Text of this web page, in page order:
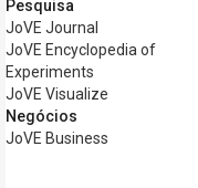
Pesquisa
JoVE Journal
JoVE Encyclopedia of
Experiments
JoVE Visualize
Negócios
JoVE Business